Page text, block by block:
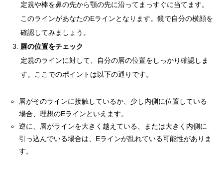
定規や棒を鼻の先から顎の先に沿ってまっすぐに当てます。
このラインがあなたのEラインとなります。鏡で自分の横顔を
確認してみましょう。
唇の位置をチェック
定規のラインに対して、自分の唇の位置をしっかり確認しま
す。ここでのポイントは以下の通りです。
唇がそのラインに接触しているか、少し内側に位置している
場合、理想のEラインといえます。
逆に、唇がラインを大きく越えている、または大きく内側に
引っ込んでいる場合は、Eラインが乱れている可能性がありま
す。